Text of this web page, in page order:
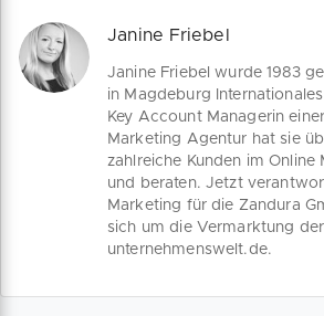
Janine Friebel
Janine Friebel wurde 1983
in Magdeburg
Key Account Managerin
Marketing Agentur hat sie
zahlreiche Kunden im
und beraten. Jetzt
Marketing für die Zandura
sich um die Vermarktung
unternehmenswelt.de.